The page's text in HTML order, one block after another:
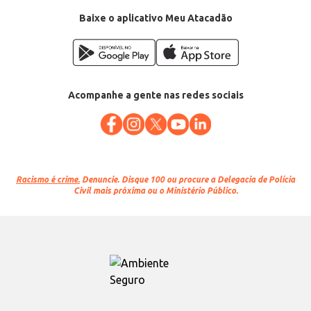
Baixe o aplicativo Meu Atacadão
Acompanhe a gente nas redes sociais
Racismo é crime. Denuncie. Disque 100 ou procure a Delegacia de Polícia
Civil mais próxima ou o Ministério Público.